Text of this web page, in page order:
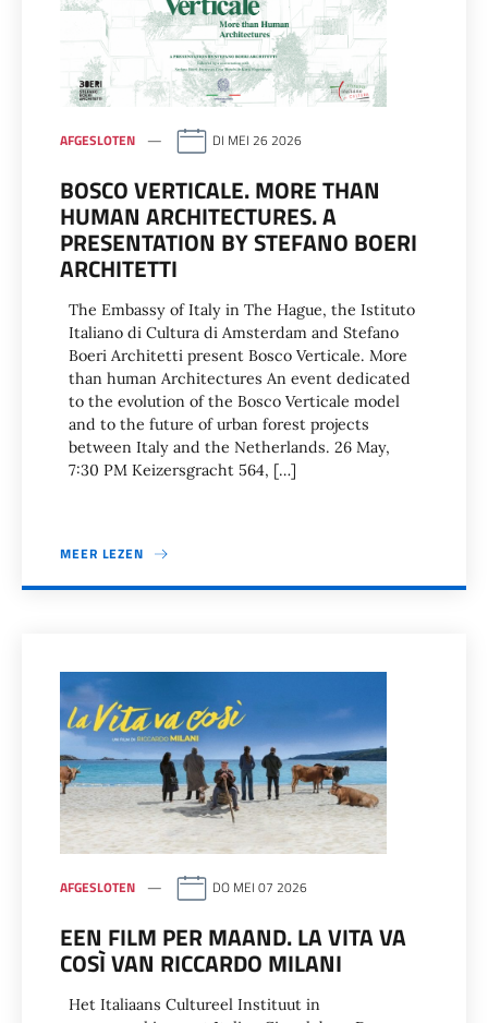
AFGESLOTEN DI MEI 26 2026
BOSCO VERTICALE. MORE THAN
HUMAN ARCHITECTURES. A
PRESENTATION BY STEFANO BOERI
ARCHITETTI
The Embassy of Italy in The Hague, the Istituto
Italiano di Cultura di Amsterdam and Stefano
Boeri Architetti present Bosco Verticale. More
than human Architectures An event dedicated
to the evolution of the Bosco Verticale model
and to the future of urban forest projects
between Italy and the Netherlands. 26 May,
7:30 PM Keizersgracht 564, […]
MEER LEZEN
AFGESLOTEN DO MEI 07 2026
EEN FILM PER MAAND. LA VITA VA
COSÌ VAN RICCARDO MILANI
Het Italiaans Cultureel Instituut in